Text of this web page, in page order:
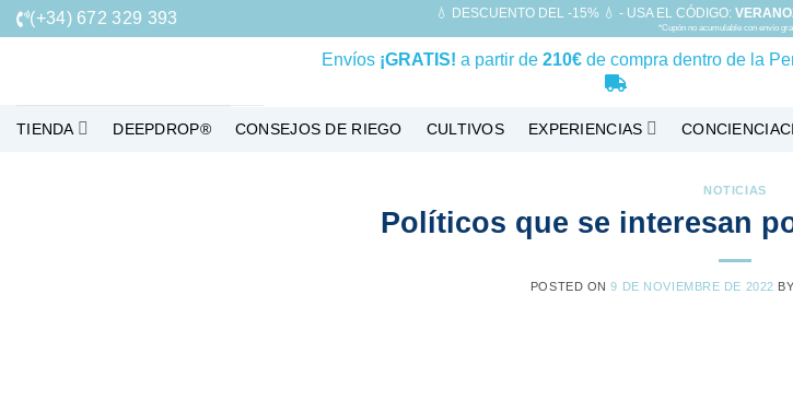
Saltar
al
(+34) 672 329 393 💧 DESCUENTO DEL -15% 💧 - USA EL CÓDIGO:
*Cupón no acumulable con envío
Envíos ¡GRATIS! a partir de210€de compra dentro de la
TIENDA DEEPDROP® CONSEJOS DE RIEGO CULTIVOS EXPERIENCIAS
NOTICIAS
Políticos que se interesan
POSTED ON9 DE NOVIEMBRE DE 2022